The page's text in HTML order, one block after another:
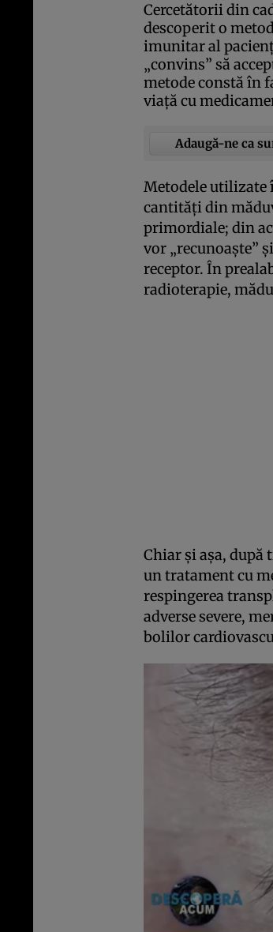
Cercetătorii din
descoperit o
imunitar al
„convins” să
metode constă în
viaţă cu
Adaugă-ne ca
Metodele utilizate
cantităţi din
primordiale; din
vor „recunoaşte”
receptor. În
radioterapie,
Chiar şi aşa,
un tratament cu
respingerea
adverse severe,
bolilor